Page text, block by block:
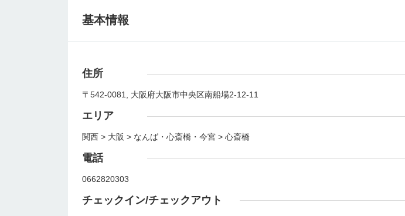
基本情報
住所
〒542-0081, 大阪府大阪市中央区南船場2-12-11
エリア
関西 > 大阪 > なんば・心斎橋・今宮 > 心斎橋
電話
0662820303
チェックイン/チェックアウト